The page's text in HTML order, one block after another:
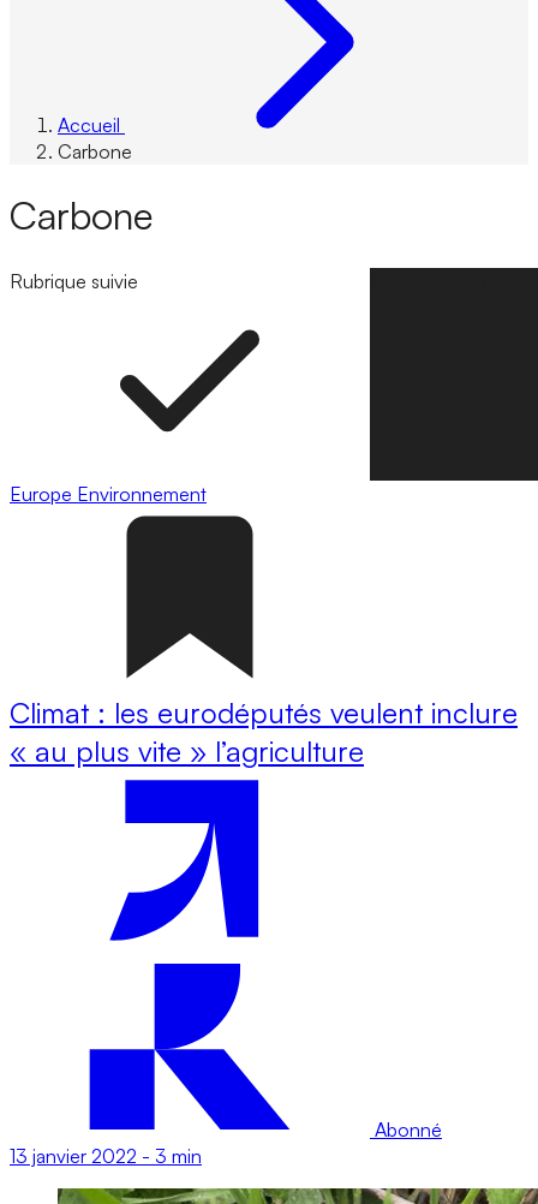
Accueil
Carbone
Carbone
Rubrique suivie
Europe Environnement
Climat : les eurodéputés veulent inclure
« au plus vite » l’agriculture
Abonné
13 janvier 2022 - 3 min